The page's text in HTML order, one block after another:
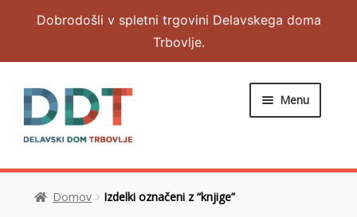
Dobrodošli v spletni trgovini Delavskega doma
Trbovlje.
Menu
DOMOV
OBLAČILA
Domov Izdelki označeni z “knjige”